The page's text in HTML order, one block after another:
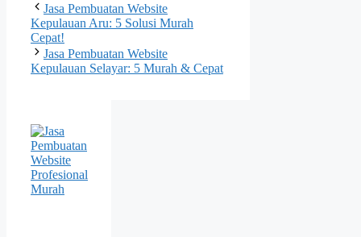
Jasa Pembuatan Website
Kepulauan Aru: 5 Solusi Murah
Cepat!
Jasa Pembuatan Website
Kepulauan Selayar: 5 Murah & Cepat